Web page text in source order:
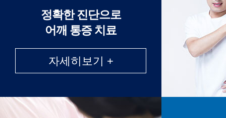
정확한 진단으로
어깨 통증 치료
자세히보기 +